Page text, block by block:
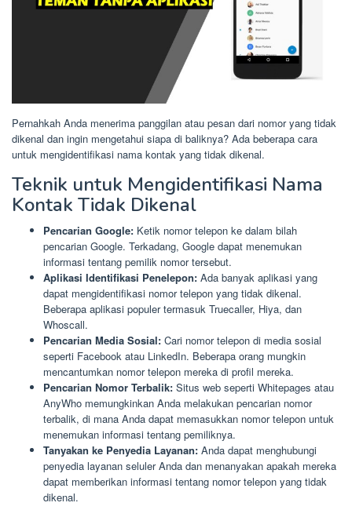
Pernahkah Anda menerima panggilan atau pesan dari nomor yang tidak
dikenal dan ingin mengetahui siapa di baliknya? Ada beberapa cara
untuk mengidentifikasi nama kontak yang tidak dikenal.
Teknik untuk Mengidentifikasi Nama
Kontak Tidak Dikenal
Pencarian Google: Ketik nomor telepon ke dalam bilah
pencarian Google. Terkadang, Google dapat menemukan
informasi tentang pemilik nomor tersebut.
Aplikasi Identifikasi Penelepon: Ada banyak aplikasi yang
dapat mengidentifikasi nomor telepon yang tidak dikenal.
Beberapa aplikasi populer termasuk Truecaller, Hiya, dan
Whoscall.
Pencarian Media Sosial: Cari nomor telepon di media sosial
seperti Facebook atau LinkedIn. Beberapa orang mungkin
mencantumkan nomor telepon mereka di profil mereka.
Pencarian Nomor Terbalik: Situs web seperti Whitepages atau
AnyWho memungkinkan Anda melakukan pencarian nomor
terbalik, di mana Anda dapat memasukkan nomor telepon untuk
menemukan informasi tentang pemiliknya.
Tanyakan ke Penyedia Layanan: Anda dapat menghubungi
penyedia layanan seluler Anda dan menanyakan apakah mereka
dapat memberikan informasi tentang nomor telepon yang tidak
dikenal.